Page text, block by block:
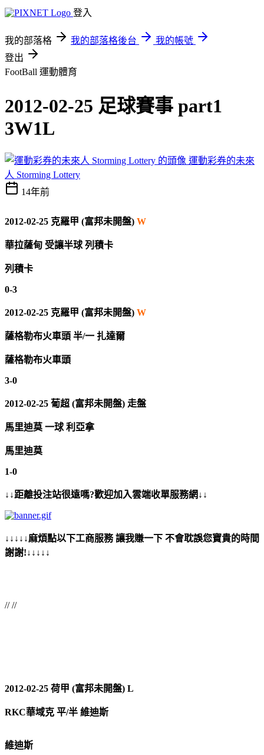
登入
我的部落格 我的部落格後台
我的帳號
登出
FootBall 運動體育
2012-02-25 足球賽事 part1
3W1L
運動彩券的未來
人 Storming Lottery
14年前
2012-02-25 克羅甲 (富邦未開盤) W
華拉薩甸 受讓半球 列積卡
列積卡
0-3
2012-02-25 克羅甲 (富邦未開盤) W
薩格勒布火車頭 半/一 扎達爾
薩格勒布火車頭
3-0
2012-02-25 葡超 (富邦未開盤) 走盤
馬里迪莫 一球 利亞拿
馬里迪莫
1-0
↓↓距離投注站很遠嗎?歡迎加入雲端收單服務網↓↓
↓↓↓↓↓麻煩點以下工商服務 讓我賺一下 不會耽誤您寶貴的時間
謝謝!↓↓↓↓↓
// //
2012-02-25 荷甲 (富邦未開盤) L
RKC華域克 平/半 維迪斯
維迪斯